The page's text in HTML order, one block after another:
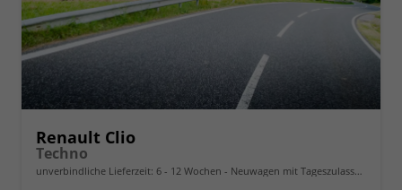
Renault Clio
Techno
unverbindliche Lieferzeit: 6 - 12 Wochen Neuwagen mit Tageszulassung